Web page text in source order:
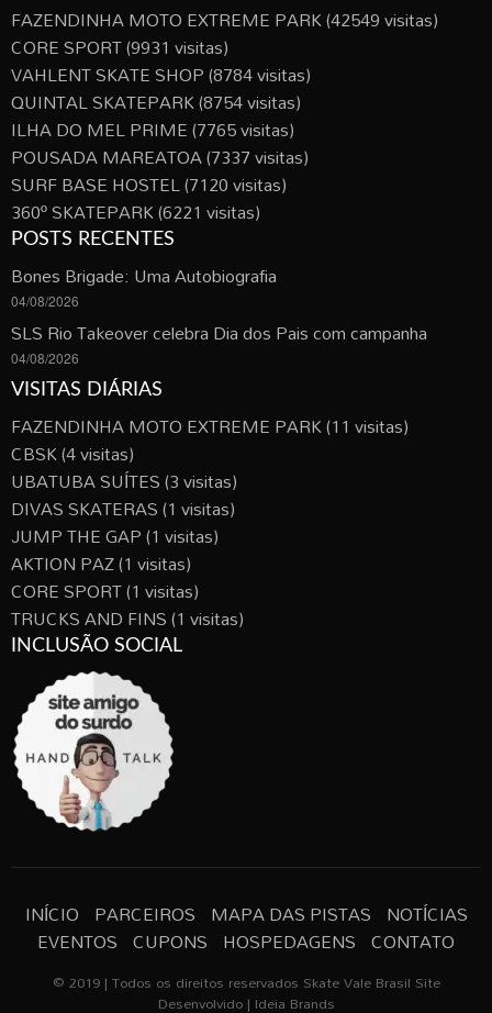
FAZENDINHA MOTO EXTREME PARK(42549 visitas)
CORE SPORT(9931 visitas)
VAHLENT SKATE SHOP(8784 visitas)
QUINTAL SKATEPARK(8754 visitas)
ILHA DO MEL PRIME(7765 visitas)
POUSADA MAREATOA(7337 visitas)
SURF BASE HOSTEL(7120 visitas)
360º SKATEPARK(6221 visitas)
POSTS RECENTES
Bones Brigade: Uma Autobiografia
04/08/2026
SLS Rio Takeover celebra Dia dos Pais com campanha
04/08/2026
VISITAS DIÁRIAS
FAZENDINHA MOTO EXTREME PARK(11 visitas)
CBSK(4 visitas)
UBATUBA SUÍTES(3 visitas)
DIVAS SKATERAS(1 visitas)
JUMP THE GAP(1 visitas)
AKTION PAZ(1 visitas)
CORE SPORT(1 visitas)
TRUCKS AND FINS(1 visitas)
INCLUSÃO SOCIAL
INÍCIO PARCEIROS MAPA DAS PISTAS NOTÍCIAS
EVENTOS CUPONS HOSPEDAGENS CONTATO
© 2019 | Todos os direitos reservados Skate Vale Brasil Site
Desenvolvido | Ideia Brands